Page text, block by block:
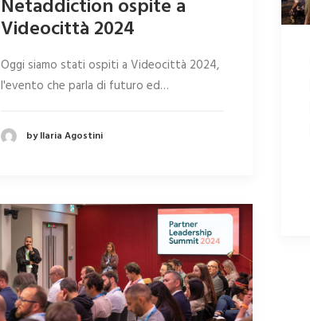
Netaddiction ospite a
Videocittà 2024
Oggi siamo stati ospiti a Videocittà 2024,
l'evento che parla di futuro ed…
by Ilaria Agostini